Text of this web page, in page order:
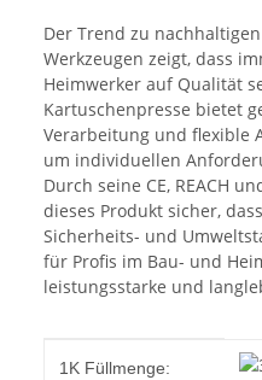
Der Trend zu
Werkzeugen zeigt, dass
Heimwerker auf Qualität
Kartuschenpresse bietet
Verarbeitung und flexible
um individuellen
Durch seine CE, REACH
dieses Produkt sicher,
Sicherheits- und
für Profis im Bau- und
leistungsstarke und
Produkteigenschaft
Wert
1K Füllmenge: